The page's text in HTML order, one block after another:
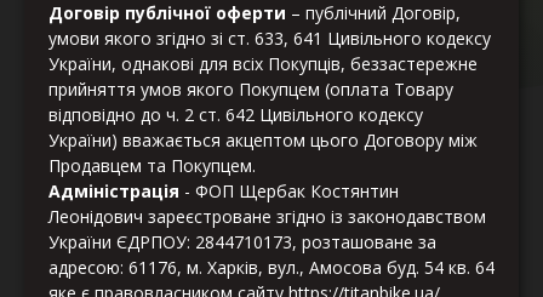
Договір публічної оферти – публічний Договір,
умови якого згідно зі ст. 633, 641 Цивільного кодексу
України, однакові для всіх Покупців, беззастережне
прийняття умов якого Покупцем (оплата Товару
відповідно до ч. 2 ст. 642 Цивільного кодексу
України) вважається акцептом цього Договору між
Продавцем та Покупцем.
Адміністрація - ФОП Щербак Костянтин
Леонідович зареєстроване згідно із законодавством
України ЄДРПОУ: 2844710173, розташоване за
адресою: 61176, м. Харків, вул., Амосова буд. 54 кв. 64